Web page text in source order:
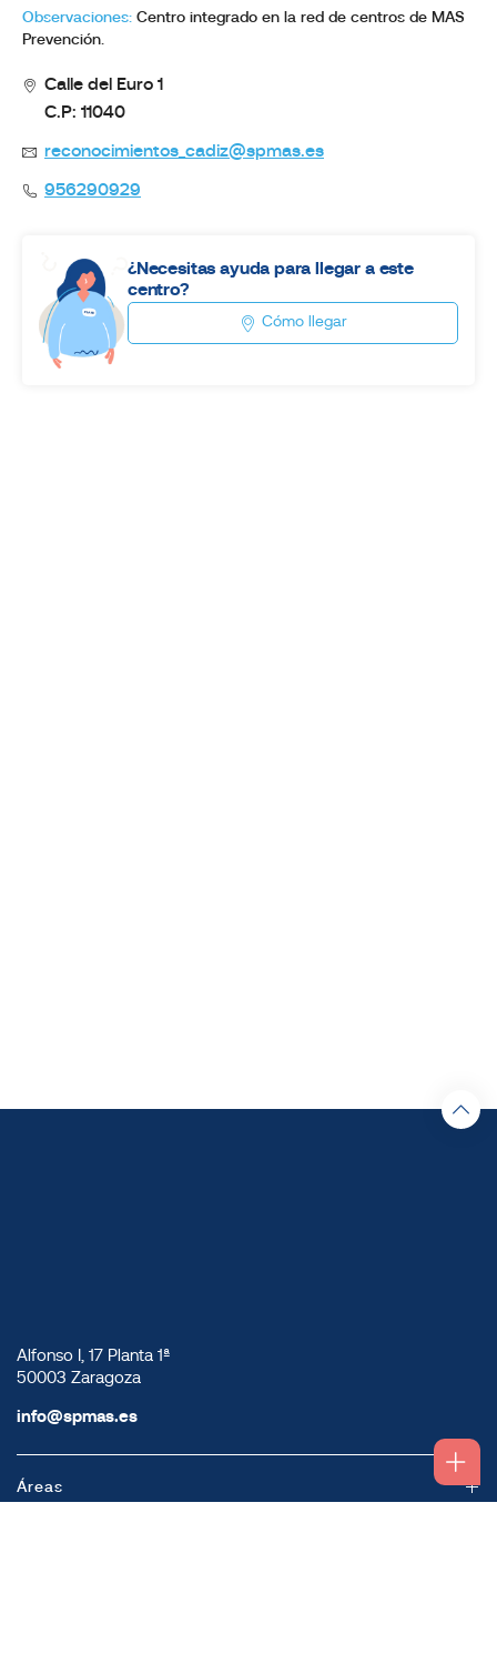
Observaciones: Centro integrado en la red de centros de MAS
Prevención.
Calle del Euro 1
C.P: 11040
reconocimientos_cadiz@spmas.es
956290929
¿Necesitas ayuda para llegar a este
centro?
Cómo llegar
Alfonso I, 17 Planta 1ª
50003 Zaragoza
info@spmas.es
Áreas